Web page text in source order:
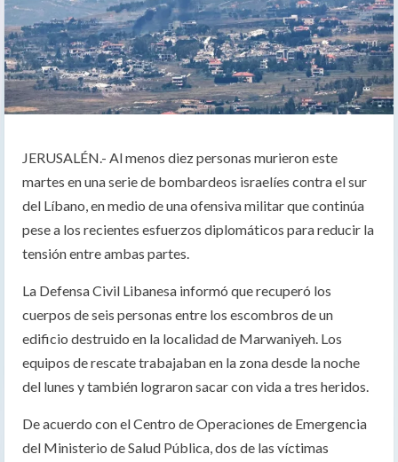
JERUSALÉN.- Al menos diez personas murieron este
martes en una serie de bombardeos israelíes contra el sur
del Líbano, en medio de una ofensiva militar que continúa
pese a los recientes esfuerzos diplomáticos para reducir la
tensión entre ambas partes.
La Defensa Civil Libanesa informó que recuperó los
cuerpos de seis personas entre los escombros de un
edificio destruido en la localidad de Marwaniyeh. Los
equipos de rescate trabajaban en la zona desde la noche
del lunes y también lograron sacar con vida a tres heridos.
De acuerdo con el Centro de Operaciones de Emergencia
del Ministerio de Salud Pública, dos de las víctimas